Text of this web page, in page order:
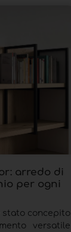
arredo di
per ogni
stato concepito
versatile